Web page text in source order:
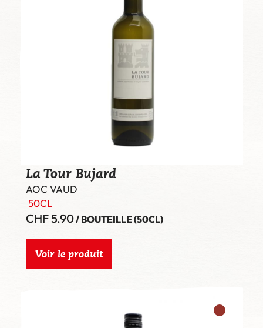
La Tour Bujard
AOC VAUD
50CL
CHF5.90/ BOUTEILLE (50CL)
Voir le produit